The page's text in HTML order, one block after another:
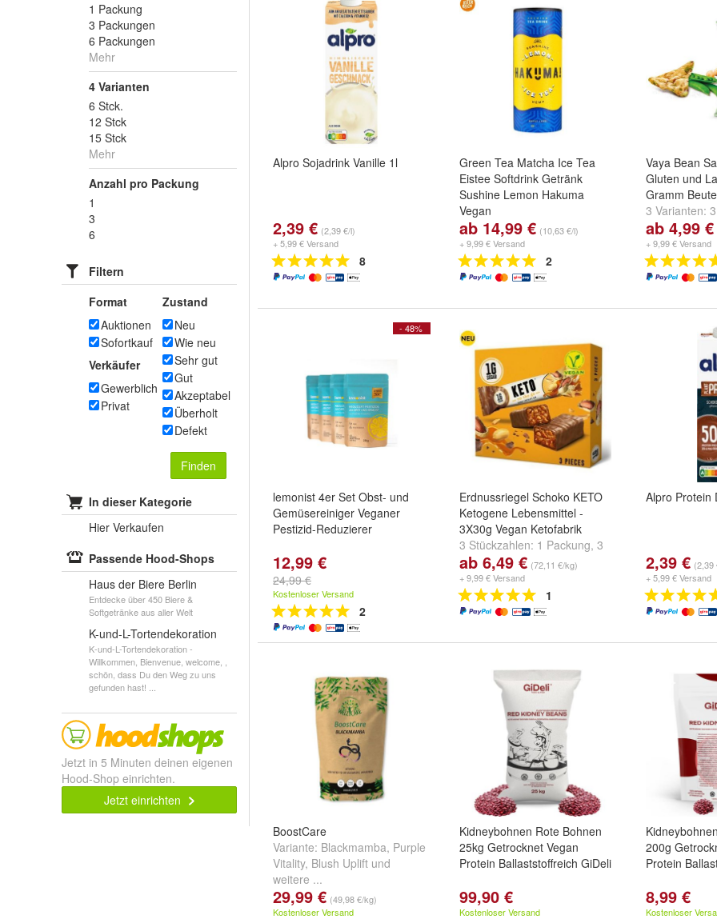
1 Packung
3 Packungen
6 Packungen
Mehr
4 Varianten
6 Stck.
12 Stck
15 Stck
Mehr
Anzahl pro Packung
1
3
6
Filtern
Format
Auktionen
Sofortkauf
Verkäufer
Gewerblich
Privat
Zustand
Neu
Wie neu
Sehr gut
Gut
Akzeptabel
Überholt
Defekt
Finden
In dieser Kategorie
Hier Verkaufen
Passende Hood-Shops
Haus der Biere Berlin
Entdecke über 450 Biere &
Softgetränke aus aller Welt
K-und-L-Tortendekoration
K-und-L-Tortendekoration -
Willkommen, Bienvenue, welcome, ,
schön, dass Du den Weg zu uns
gefunden hast! ...
Jetzt in 5 Minuten deinen eigenen
Hood-Shop einrichten.
Jetzt einrichten
Alpro Sojadrink Vanille 1l
2,39 € (2,39 €/l)
+ 5,99 € Versand
8
Green Tea Matcha Ice Tea
Eistee Softdrink Getränk
Sushine Lemon Hakuma
Vegan
4 Varianten: 6 Stck., 15 Stck
24 Stckundweitere ...
ab 14,99 € (10,63 €/l)
+ 9,99 € Versand
2
Vaya Bean
Gluten und
Gramm
3 Varianten:
Stck.und
ab 4,99 €
+ 9,99 € Versand
- 48%
lemonist 4er Set Obst- und
Gemüsereiniger Veganer
Pestizid-Reduzierer
12,99 €
24,99 €
Kostenloser Versand
2
Erdnussriegel Schoko KETO
Ketogene Lebensmittel -
3X30g Vegan Ketofabrik
3 Stückzahlen: 1 Packung, 3
Packungen und6 Packungen
ab 6,49 € (72,11 €/kg)
+ 9,99 € Versand
1
Alpro Protein
2,39 € (2,39
+ 5,99 € Versand
BoostCare
Variante: Blackmamba, Purple
Vitality, Blush Uplift und
weitere ...
29,99 € (49,98 €/kg)
Kostenloser Versand
Kidneybohnen Rote Bohnen
25kg Getrocknet Vegan
Protein Ballaststoffreich GiDeli
99,90 €
Kostenloser Versand
200g
Protein
8,99 €
Kostenloser